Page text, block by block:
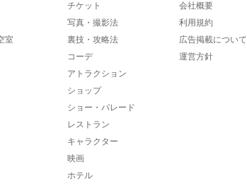
室
チケット
写真・撮影法
裏技・攻略法
コーデ
アトラクション
ショップ
ショー・パレード
レストラン
キャラクター
映画
ホテル
会社概要
利用規約
広告掲載について
運営方針